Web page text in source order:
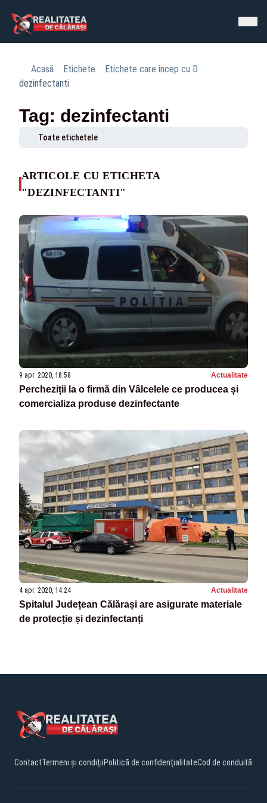
Acasă Etichete
Etichete care încep cu D
dezinfectanti
Tag: dezinfectanti
Toate etichetele
ARTICOLE CU ETICHETA
"DEZINFECTANTI"
9 apr. 2020, 18:58 Actualitate
Percheziții la o firmă din Vâlcelele ce producea și
comercializa produse dezinfectante
4 apr. 2020, 14:24 Actualitate
Spitalul Județean Călărași are asigurate materiale
de protecție și dezinfectanți
ContactTermeni și condițiiPolitică de confidențialitateCod de conduită